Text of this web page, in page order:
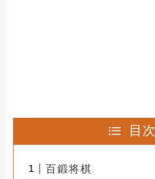
目次
百鍛将棋